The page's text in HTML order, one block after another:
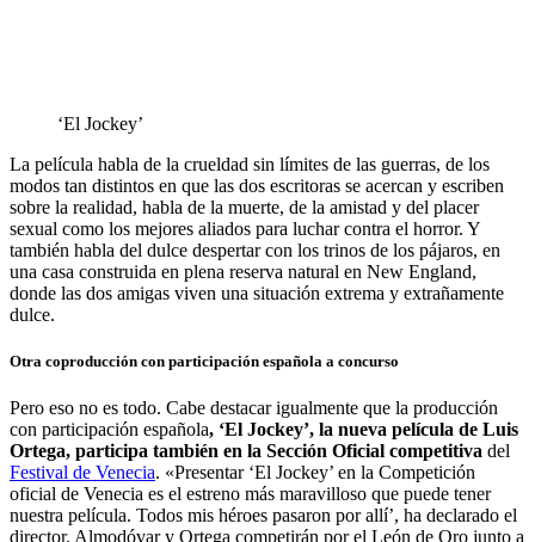
‘El Jockey’
La película habla de la crueldad sin límites de las guerras, de los
modos tan distintos en que las dos escritoras se acercan y escriben
sobre la realidad, habla de la muerte, de la amistad y del placer
sexual como los mejores aliados para luchar contra el horror. Y
también habla del dulce despertar con los trinos de los pájaros, en
una casa construida en plena reserva natural en New England,
donde las dos amigas viven una situación extrema y extrañamente
dulce.
Otra coproducción con participación española a concurso
Pero eso no es todo. Cabe destacar igualmente que la producción
con participación española, ‘El Jockey’, la nueva película de Luis
Ortega, participa también en la Sección Oficial competitiva del
Festival de Venecia. «Presentar ‘El Jockey’ en la Competición
oficial de Venecia es el estreno más maravilloso que puede tener
nuestra película. Todos mis héroes pasaron por allí’, ha declarado el
director. Almodóvar y Ortega competirán por el León de Oro junto a